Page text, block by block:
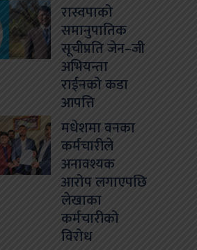
रास्वपाको
समानुपातिक
सूचीप्रति जेन–जी
अभियन्ता
राईनको कडा
आपत्ति
मधेशमा वनका
कर्मचारीले
अनावश्यक
आरोप लगाएपछि
लेखाका
कर्मचारीको
विरोध